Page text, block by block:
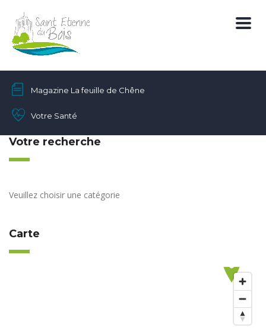
Magazine La feuille de Chêne
Votre Santé
Votre recherche
Veuillez choisir une catégorie
Carte